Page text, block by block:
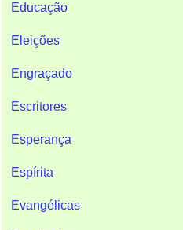
Educação
Eleições
Engraçado
Escritores
Esperança
Espírita
Evangélicas